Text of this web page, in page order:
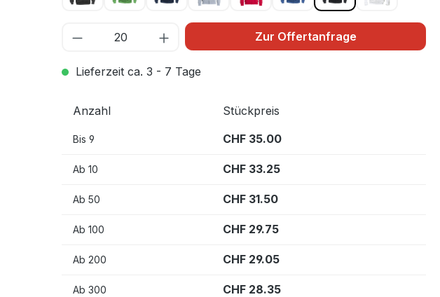
Zur Offertanfrage
Lieferzeit ca. 3 - 7 Tage
Anzahl Stückpreis
Bis 9 CHF 35.00
Ab 10 CHF 33.25
Ab 50 CHF 31.50
Ab 100 CHF 29.75
Ab 200 CHF 29.05
Ab 300 CHF 28.35